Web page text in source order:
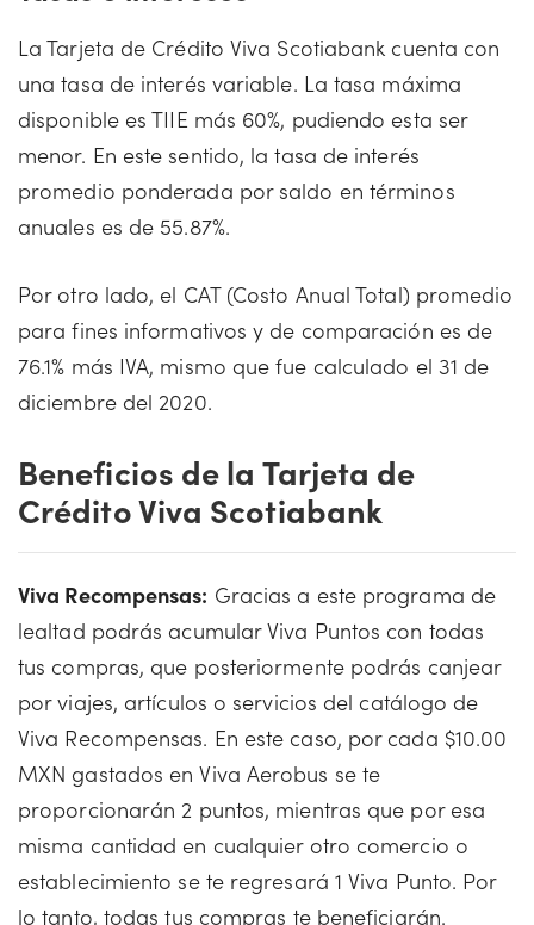
La Tarjeta de Crédito Viva Scotiabank cuenta con
una tasa de interés variable. La tasa máxima
disponible es TIIE más 60%, pudiendo esta ser
menor. En este sentido, la tasa de interés
promedio ponderada por saldo en términos
anuales es de 55.87%.
Por otro lado, el CAT (Costo Anual Total) promedio
para fines informativos y de comparación es de
76.1% más IVA, mismo que fue calculado el 31 de
diciembre del 2020.
Beneficios de la Tarjeta de
Crédito Viva Scotiabank
Viva Recompensas: Gracias a este programa de
lealtad podrás acumular Viva Puntos con todas
tus compras, que posteriormente podrás canjear
por viajes, artículos o servicios del catálogo de
Viva Recompensas. En este caso, por cada $10.00
MXN gastados en Viva Aerobus se te
proporcionarán 2 puntos, mientras que por esa
misma cantidad en cualquier otro comercio o
establecimiento se te regresará 1 Viva Punto. Por
lo tanto, todas tus compras te beneficiarán.